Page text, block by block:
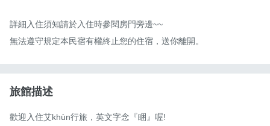
詳細入住須知請於入住時參閱房門旁邊~~
無法遵守規定本民宿有權終止您的住宿，送你離開。
旅館描述
歡迎入住艾khùn行旅，英文字念『睏』喔!